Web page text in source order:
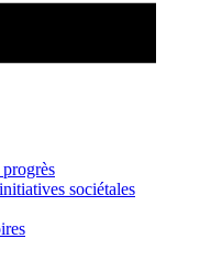
sociétales